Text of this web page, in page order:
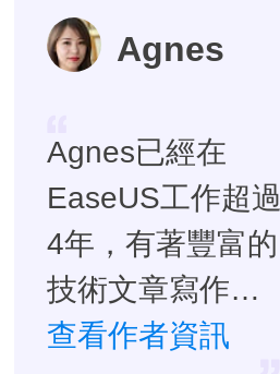
Agnes
Agnes已經在
EaseUS工作超過
4年，有著豐富的
技術文章寫作經
驗。目前，寫過
查看作者資訊